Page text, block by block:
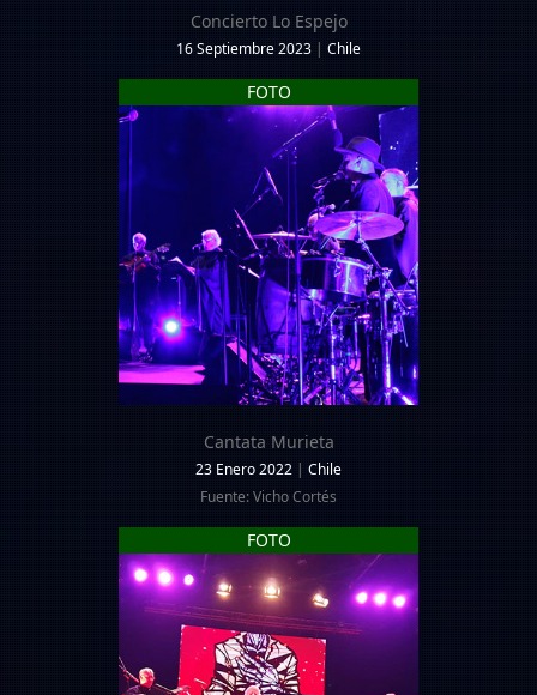
Concierto Lo Espejo
16 Septiembre 2023 | Chile
FOTO
Cantata Murieta
23 Enero 2022 | Chile
Fuente: Vicho Cortés
FOTO